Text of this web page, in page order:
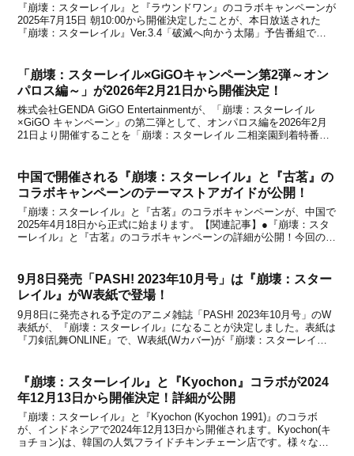
『崩壊：スターレイル』と『ラウンドワン』のコラボキャンペーンが
2025年7月15日 朝10:00から開催決定したことが、本日放送された
『崩壊：スターレイル』Ver.3.4「破滅へ向かう太陽」予告番組で
「崩壊：スターレイル×GiGOキャンペーン第2弾～オン
パロス編～」が2026年2月21日から開催決定！
株式会社GENDA GiGO Entertainmentが、「崩壊：スターレイル
×GiGO キャンペーン」の第二弾として、オンパロス編を2026年2月
21日より開催することを「崩壊：スターレイル 二相楽園到着特番」
中国で開催される『崩壊：スターレイル』と『古茗』の
コラボキャンペーンのテーマストアガイドが公開！
『崩壊：スターレイル』と『古茗』のコラボキャンペーンが、中国で
2025年4月18日から正式に始まります。【関連記事】●『崩壊：スタ
ーレイル』と『古茗』のコラボキャンペーンの詳細が公開！今回のコ
9月8日発売「PASH! 2023年10月号」は『崩壊：スター
レイル』がW表紙で登場！
9月8日に発売される予定のアニメ雑誌「PASH! 2023年10月号」のW
表紙が、『崩壊：スターレイル』になることが決定しました。表紙は
『刀剣乱舞ONLINE』で、W表紙(Wカバー)が『崩壊：スターレイ
『崩壊：スターレイル』と『Kyochon』コラボが2024
年12月13日から開催決定！詳細が公開
『崩壊：スターレイル』と『Kyochon (Kyochon 1991)』のコラボ
が、インドネシアで2024年12月13日から開催されます。Kyochon(キ
ョチョン)は、韓国の人気フライドチキンチェーン店です。様々な国